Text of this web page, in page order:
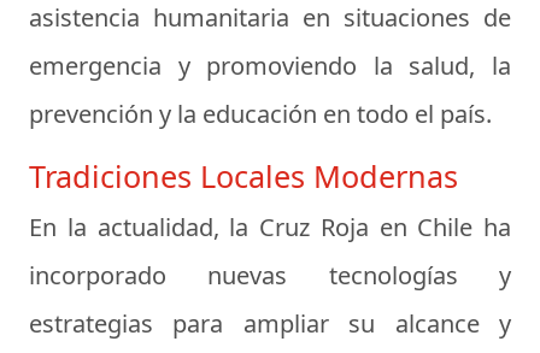
asistencia humanitaria en situaciones de
emergencia y promoviendo la salud, la
prevención y la educación en todo el país.
Tradiciones Locales Modernas
En la actualidad, la Cruz Roja en Chile ha
incorporado nuevas tecnologías y
estrategias para ampliar su alcance y